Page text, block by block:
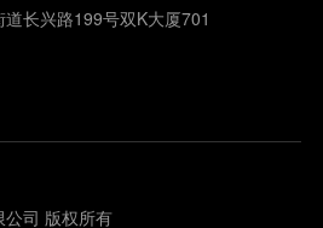
长兴路199号双K大厦701
司 版权所有